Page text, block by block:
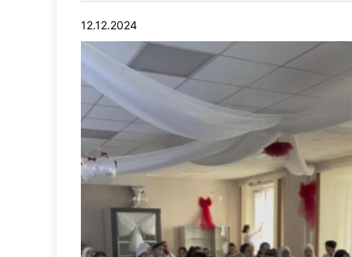
12.12.2024